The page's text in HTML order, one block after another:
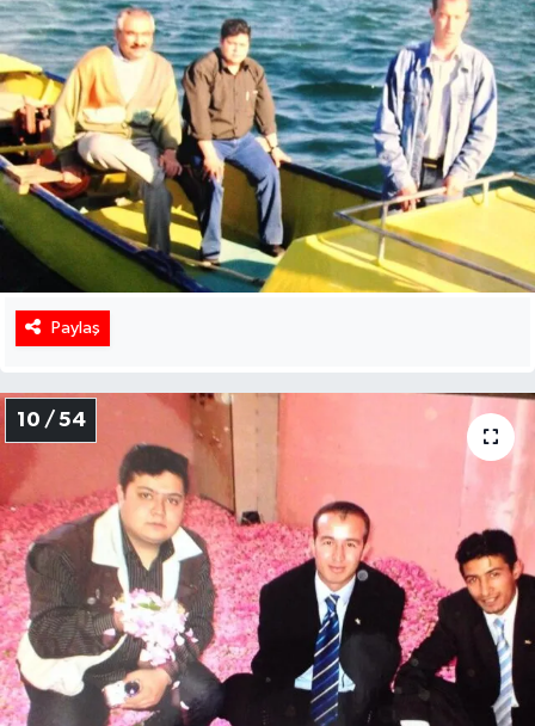
Paylaş
10 / 54